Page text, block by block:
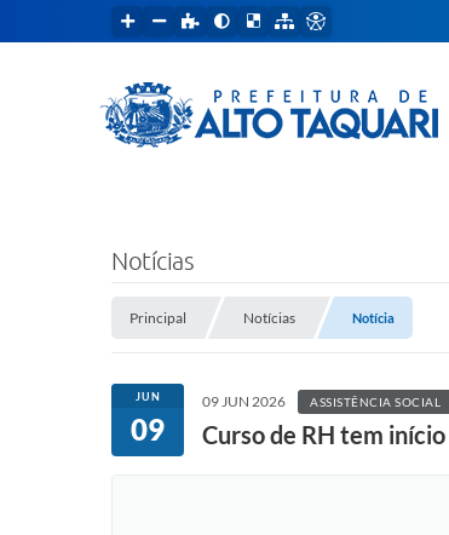
Notícias
Principal Notícias Notícia
JUN
09
09 JUN 2026 ASSISTÊNCIA SOCIAL
Curso de RH tem